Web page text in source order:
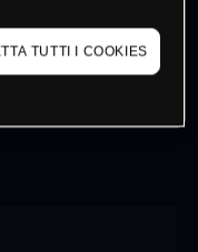
market data
TUTTI I COOKIES